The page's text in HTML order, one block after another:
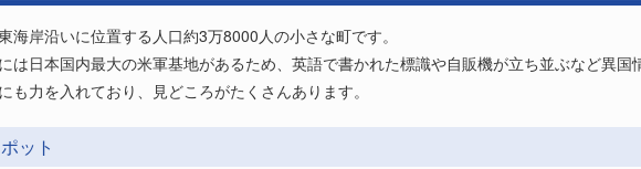
海岸沿いに位置する人口約3万8000人の小さな町です。
は日本国内最大の米軍基地があるため、英語で書かれた標識や自販機が立ち並ぶなど異国
も力を入れており、見どころがたくさんあります。
ット